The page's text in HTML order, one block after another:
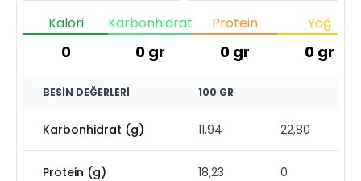
Kalori
0
Karbonhidrat
0 gr
Protein
0 gr
Yağ
0 gr
BESIN DEĞERLERI 100 GR
Karbonhidrat (g) 11,94 22,80
Protein (g) 18,23 0